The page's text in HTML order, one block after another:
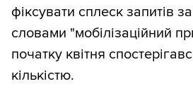
фіксувати сплеск запитів
словами "мобілізаційний
початку квітня
кількістю.